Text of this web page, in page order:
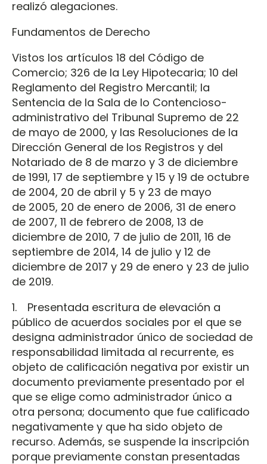
realizó alegaciones.
Fundamentos de Derecho
Vistos los artículos 18 del Código de
Comercio; 326 de la Ley Hipotecaria; 10 del
Reglamento del Registro Mercantil; la
Sentencia de la Sala de lo Contencioso-
administrativo del Tribunal Supremo de 22
de mayo de 2000, y las Resoluciones de la
Dirección General de los Registros y del
Notariado de 8 de marzo y 3 de diciembre
de 1991, 17 de septiembre y 15 y 19 de octubre
de 2004, 20 de abril y 5 y 23 de mayo
de 2005, 20 de enero de 2006, 31 de enero
de 2007, 11 de febrero de 2008, 13 de
diciembre de 2010, 7 de julio de 2011, 16 de
septiembre de 2014, 14 de julio y 12 de
diciembre de 2017 y 29 de enero y 23 de julio
de 2019.
1. Presentada escritura de elevación a
público de acuerdos sociales por el que se
designa administrador único de sociedad de
responsabilidad limitada al recurrente, es
objeto de calificación negativa por existir un
documento previamente presentado por el
que se elige como administrador único a
otra persona; documento que fue calificado
negativamente y que ha sido objeto de
recurso. Además, se suspende la inscripción
porque previamente constan presentadas